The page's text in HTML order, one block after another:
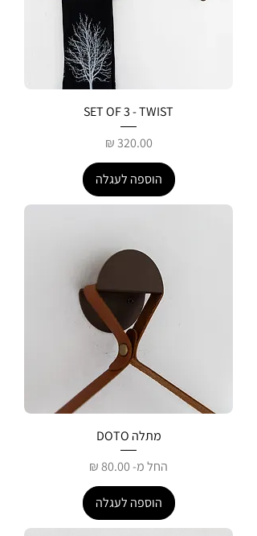
SET OF 3 - TWIST
מחיר
הוספה לעגלה
מתלה DOTO
החל מ-
מחיר מבצע
הוספה לעגלה